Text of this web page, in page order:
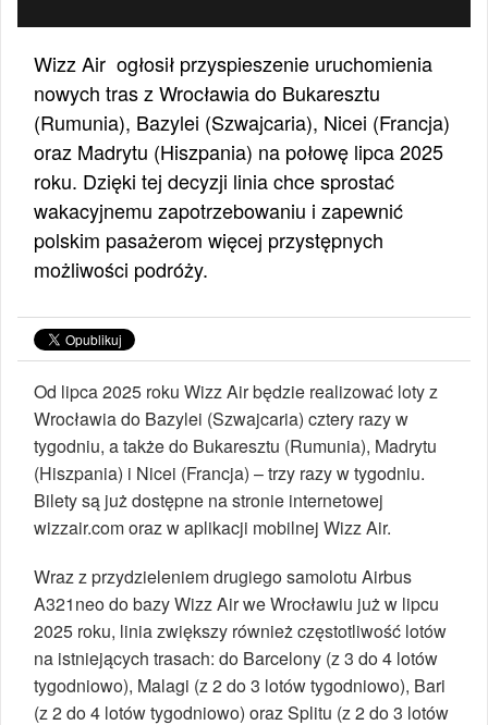
Wizz Air ogłosił przyspieszenie uruchomienia
nowych tras z Wrocławia do Bukaresztu
(Rumunia), Bazylei (Szwajcaria), Nicei (Francja)
oraz Madrytu (Hiszpania) na połowę lipca 2025
roku. Dzięki tej decyzji linia chce sprostać
wakacyjnemu zapotrzebowaniu i zapewnić
polskim pasażerom więcej przystępnych
możliwości podróży.
Od lipca 2025 roku Wizz Air będzie realizować loty z
Wrocławia do Bazylei (Szwajcaria) cztery razy w
tygodniu, a także do Bukaresztu (Rumunia), Madrytu
(Hiszpania) i Nicei (Francja) – trzy razy w tygodniu.
Bilety są już dostępne na stronie internetowej
wizzair.com oraz w aplikacji mobilnej Wizz Air.
Wraz z przydzieleniem drugiego samolotu Airbus
A321neo do bazy Wizz Air we Wrocławiu już w lipcu
2025 roku, linia zwiększy również częstotliwość lotów
na istniejących trasach: do Barcelony (z 3 do 4 lotów
tygodniowo), Malagi (z 2 do 3 lotów tygodniowo), Bari
(z 2 do 4 lotów tygodniowo) oraz Splitu (z 2 do 3 lotów